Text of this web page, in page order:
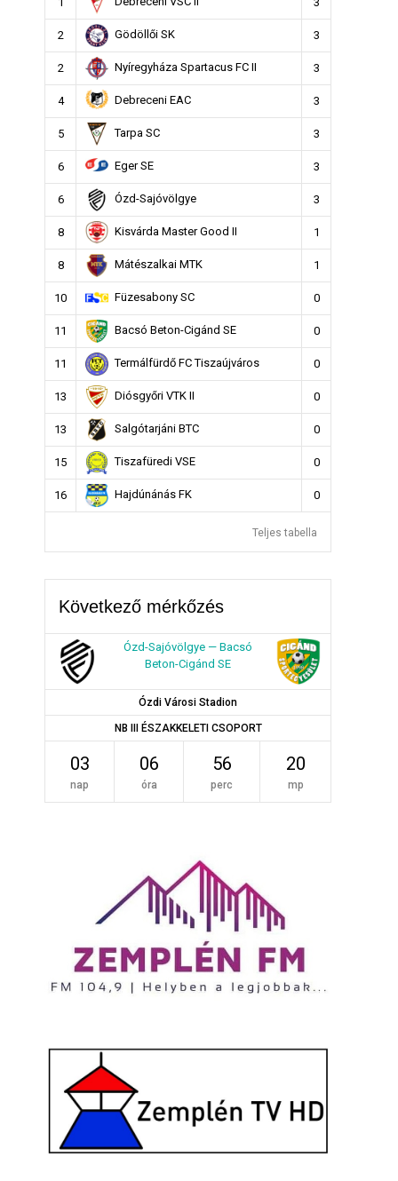
2 Gödöllői SK 3
2 Nyíregyháza Spartacus FC II 3
4 Debreceni EAC 3
5 Tarpa SC 3
6 Eger SE 3
6 Ózd-Sajóvölgye 3
8 Kisvárda Master Good II 1
8 Mátészalkai MTK 1
10 Füzesabony SC 0
11 Bacsó Beton-Cigánd SE 0
11 Termálfürdő FC Tiszaújváros 0
13 Diósgyőri VTK II 0
13 Salgótarjáni BTC 0
15 Tiszafüredi VSE 0
16 Hajdúnánás FK 0
Teljes tabella
Következő mérkőzés
Ózd-Sajóvölgye — Bacsó
Beton-Cigánd SE
Ózdi Városi Stadion
NB III ÉSZAKKELETI CSOPORT
03
nap
06
óra
56
perc
19
mp